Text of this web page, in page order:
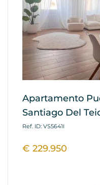
Apartamento
Santiago Del
Ref. ID: VS5641I
€ 229.950